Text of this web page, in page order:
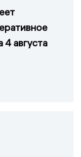
августа